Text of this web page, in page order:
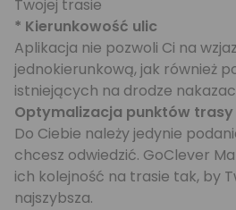
Twojej trasie
* Kierunkowość ulic
Aplikacja nie pozwoli Ci na
jednokierunkową, jak również
istniejących na drodze
Optymalizacja punktów trasy
Do Ciebie należy jedynie
chcesz odwiedzić. GoClever
ich kolejność na trasie tak, by
najszybsza.